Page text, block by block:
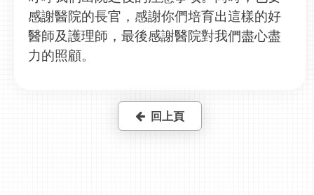
感謝醫院的長官，感謝你們培育出這樣的好
醫師及護理師，最後感謝醫院對我們盡心盡
力的照顧。
回上頁